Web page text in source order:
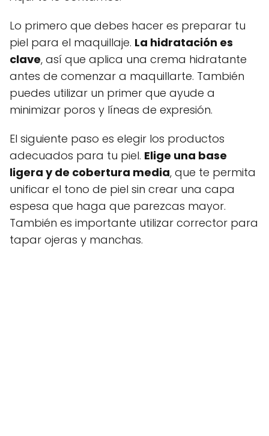
Lo primero que debes hacer es preparar tu
piel para el maquillaje. La hidratación es
clave, así que aplica una crema hidratante
antes de comenzar a maquillarte. También
puedes utilizar un primer que ayude a
minimizar poros y líneas de expresión.
El siguiente paso es elegir los productos
adecuados para tu piel. Elige una base
ligera y de cobertura media, que te permita
unificar el tono de piel sin crear una capa
espesa que haga que parezcas mayor.
También es importante utilizar corrector para
tapar ojeras y manchas.